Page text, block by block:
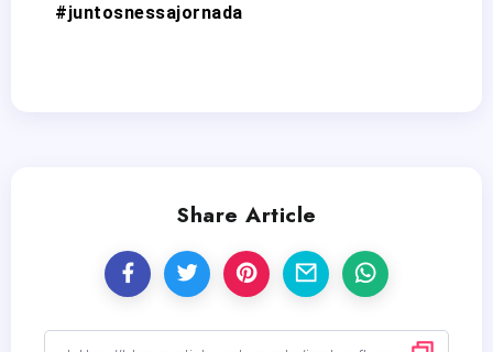
#juntosnessajornada
Share Article